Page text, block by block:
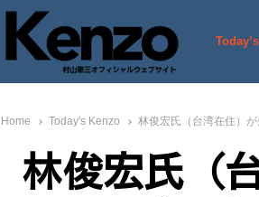
七転八起 – 村山憲三
村山憲三ウェブサイト
Home Today's Kenzo 林俊宏氏（台湾在住）
林俊宏氏（